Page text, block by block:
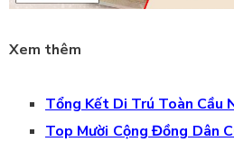
Xem thêm
Tổng Kết Di Trú Toàn Cầu
Top Mười Cộng Đồng Dân